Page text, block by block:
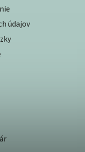
údajov